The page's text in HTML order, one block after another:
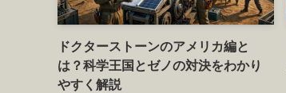
ドクターストーンのアメリカ編と
は？科学王国とゼノの対決をわかり
やすく解説